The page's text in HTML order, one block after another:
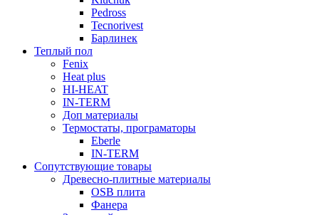
Pedross
Tecnorivest
Барлинек
Теплый пол
Fenix
Heat plus
HI-HEAT
IN-TERM
Доп материалы
Термостаты, програматоры
Eberle
IN-TERM
Сопутствующие товары
Древесно-плитные материалы
OSB плита
Фанера